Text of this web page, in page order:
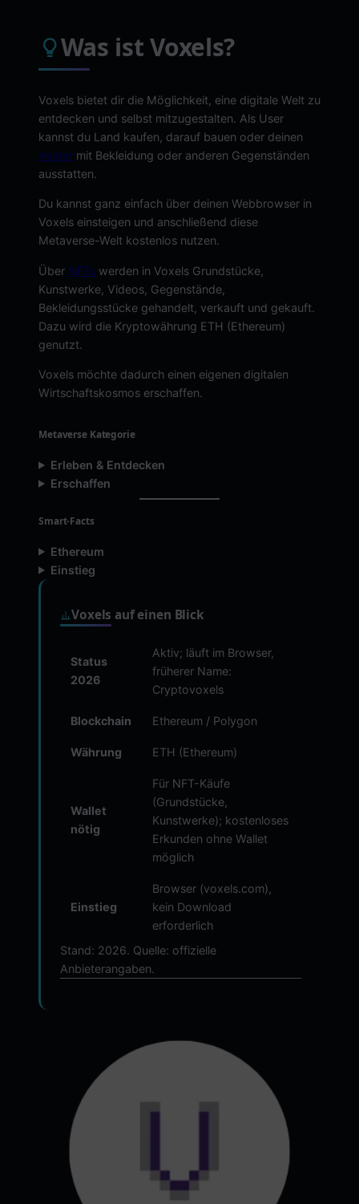
Was ist Voxels?
Voxels bietet dir die Möglichkeit, eine digitale Welt zu
entdecken und selbst mitzugestalten. Als User
kannst du Land kaufen, darauf bauen oder deinen
Avatar mit Bekleidung oder anderen Gegenständen
ausstatten.
Du kannst ganz einfach über deinen Webbrowser in
Voxels einsteigen und anschließend diese
Metaverse-Welt kostenlos nutzen.
Über NFTs werden in Voxels Grundstücke,
Kunstwerke, Videos, Gegenstände,
Bekleidungsstücke gehandelt, verkauft und gekauft.
Dazu wird die Kryptowährung ETH (Ethereum)
genutzt.
Voxels möchte dadurch einen eigenen digitalen
Wirtschaftskosmos erschaffen.
Metaverse Kategorie
Erleben & Entdecken
Erschaffen
Smart-Facts
Ethereum
Einstieg
Voxels auf einen Blick
Status
2026
Aktiv; läuft im Browser,
früherer Name:
Cryptovoxels
Blockchain Ethereum / Polygon
Währung ETH (Ethereum)
Wallet
nötig
Für NFT-Käufe
(Grundstücke,
Kunstwerke); kostenloses
Erkunden ohne Wallet
möglich
Einstieg
Browser (voxels.com),
kein Download
erforderlich
Stand: 2026. Quelle: offizielle
Anbieterangaben.